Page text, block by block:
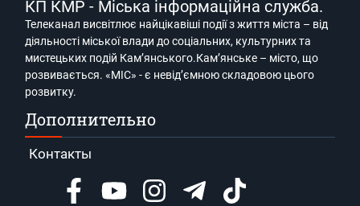
КП КМР - Міська інформаційна служба.
Телеканал висвітлює найцікавіші події з життя міста – від
діяльності міської влади до соціальних, культурних та
мистецьких подій Кам’янського.Кам’янське – місто, що
розвивається. «МІС» - є невід’ємною складовою цього
розвитку.
Дополнительно
Контакты